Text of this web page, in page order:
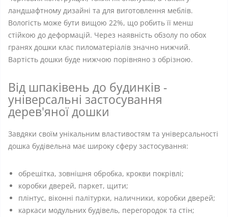
ландшафтному дизайні та для виготовлення меблів.
Вологість може бути вищою 22%, що робить її менш
стійкою до деформацій. Через наявність обзолу по обох
гранях дошки клас пиломатеріалів значно нижчий.
Вартість дошки буде нижчою порівняно з обрізною.
Від шпаківень до будинків -
універсальні застосування
дерев'яної дошки
Завдяки своїм унікальним властивостям та універсальності
дошка будівельна має широку сферу застосування:
обрешітка, зовнішня обробка, крокви покрівлі;
коробки дверей, паркет, щити;
плінтус, віконні палітурки, наличники, коробки дверей;
каркаси модульних будівель, перегородок та стін;